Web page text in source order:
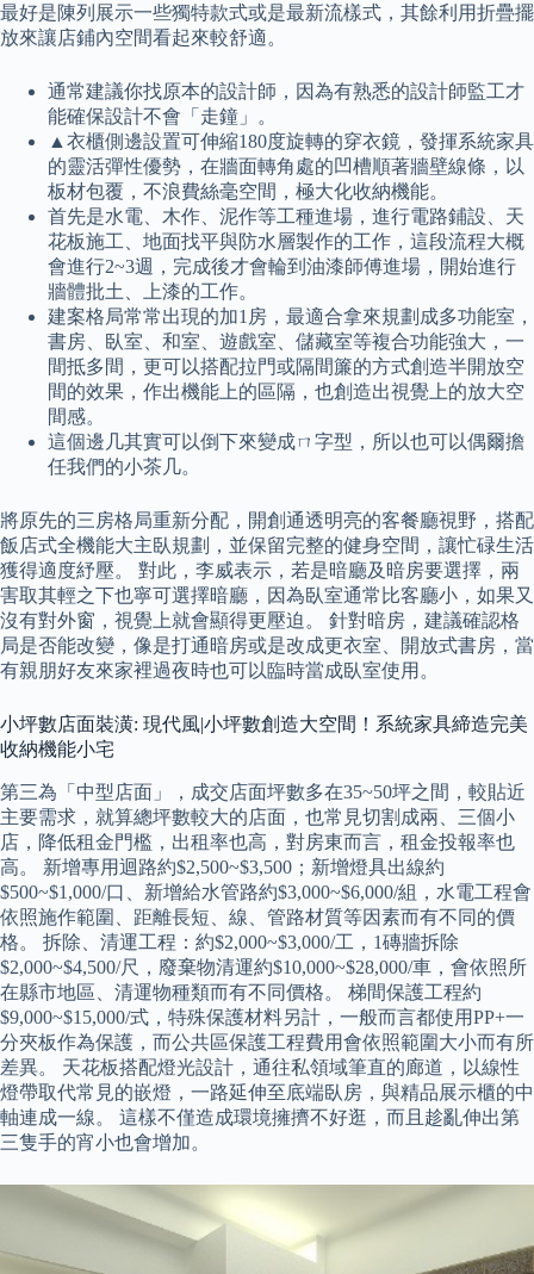
最好是陳列展示一些獨特款式或是最新流樣式，其餘利用折疊擺
放來讓店鋪內空間看起來較舒適。
通常建議你找原本的設計師，因為有熟悉的設計師監工才
能確保設計不會「走鐘」。
▲衣櫃側邊設置可伸縮180度旋轉的穿衣鏡，發揮系統家具
的靈活彈性優勢，在牆面轉角處的凹槽順著牆壁線條，以
板材包覆，不浪費絲毫空間，極大化收納機能。
首先是水電、木作、泥作等工種進場，進行電路鋪設、天
花板施工、地面找平與防水層製作的工作，這段流程大概
會進行2~3週，完成後才會輪到油漆師傅進場，開始進行
牆體批土、上漆的工作。
建案格局常常出現的加1房，最適合拿來規劃成多功能室，
書房、臥室、和室、遊戲室、儲藏室等複合功能強大，一
間抵多間，更可以搭配拉門或隔間簾的方式創造半開放空
間的效果，作出機能上的區隔，也創造出視覺上的放大空
間感。
這個邊几其實可以倒下來變成ㄇ字型，所以也可以偶爾擔
任我們的小茶几。
將原先的三房格局重新分配，開創通透明亮的客餐廳視野，搭配
飯店式全機能大主臥規劃，並保留完整的健身空間，讓忙碌生活
獲得適度紓壓。 對此，李威表示，若是暗廳及暗房要選擇，兩
害取其輕之下也寧可選擇暗廳，因為臥室通常比客廳小，如果又
沒有對外窗，視覺上就會顯得更壓迫。 針對暗房，建議確認格
局是否能改變，像是打通暗房或是改成更衣室、開放式書房，當
有親朋好友來家裡過夜時也可以臨時當成臥室使用。
小坪數店面裝潢: 現代風|小坪數創造大空間！系統家具締造完美
收納機能小宅
第三為「中型店面」，成交店面坪數多在35~50坪之間，較貼近
主要需求，就算總坪數較大的店面，也常見切割成兩、三個小
店，降低租金門檻，出租率也高，對房東而言，租金投報率也
高。 新增專用迴路約$2,500~$3,500；新增燈具出線約
$500~$1,000/口、新增給水管路約$3,000~$6,000/組，水電工程會
依照施作範圍、距離長短、線、管路材質等因素而有不同的價
格。 拆除、清運工程：約$2,000~$3,000/工，1磚牆拆除
$2,000~$4,500/尺，廢棄物清運約$10,000~$28,000/車，會依照所
在縣市地區、清運物種類而有不同價格。 梯間保護工程約
$9,000~$15,000/式，特殊保護材料另計，一般而言都使用PP+一
分夾板作為保護，而公共區保護工程費用會依照範圍大小而有所
差異。 天花板搭配燈光設計，通往私領域筆直的廊道，以線性
燈帶取代常見的嵌燈，一路延伸至底端臥房，與精品展示櫃的中
軸連成一線。 這樣不僅造成環境擁擠不好逛，而且趁亂伸出第
三隻手的宵小也會增加。